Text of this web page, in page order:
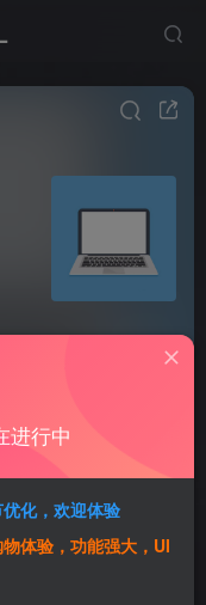
进行中
化，欢迎体验
体验，功能强大，UI